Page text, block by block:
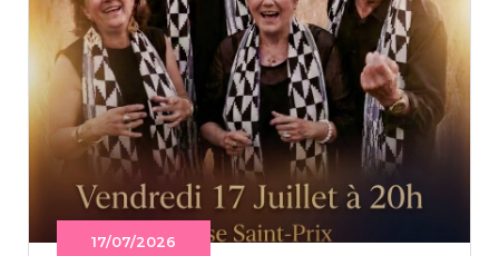
17/07/2026